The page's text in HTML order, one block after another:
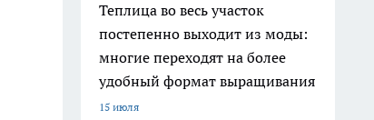
Теплица во весь участок
постепенно выходит из моды:
многие переходят на более
удобный формат выращивания
15 июля